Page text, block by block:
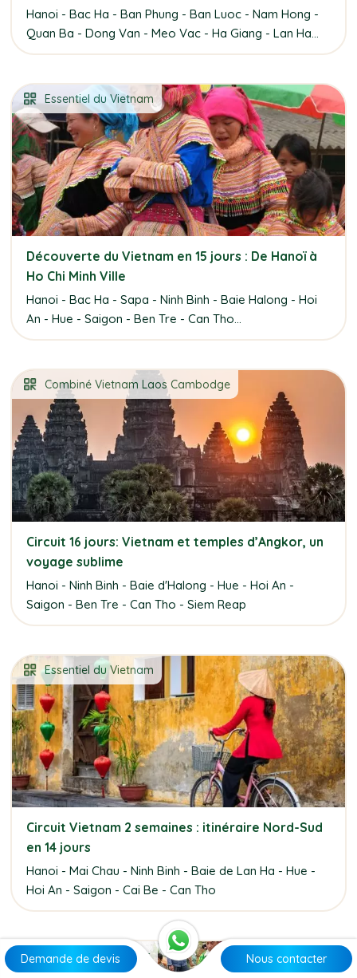
Hanoi - Bac Ha - Ban Phung - Ban Luoc - Nam Hong -
Quan Ba - Dong Van - Meo Vac - Ha Giang - Lan Ha...
Essentiel du Vietnam
Découverte du Vietnam en 15 jours : De Hanoï à
Ho Chi Minh Ville
Hanoi - Bac Ha - Sapa - Ninh Binh - Baie Halong - Hoi
An - Hue - Saigon - Ben Tre - Can Tho...
Combiné Vietnam Laos Cambodge
Circuit 16 jours: Vietnam et temples d’Angkor, un
voyage sublime
Hanoi - Ninh Binh - Baie d'Halong - Hue - Hoi An -
Saigon - Ben Tre - Can Tho - Siem Reap
Essentiel du Vietnam
Circuit Vietnam 2 semaines : itinéraire Nord-Sud
en 14 jours
Hanoi - Mai Chau - Ninh Binh - Baie de Lan Ha - Hue -
Hoi An - Saigon - Cai Be - Can Tho
Nord en profondeur
Demande de devis Nous contacter